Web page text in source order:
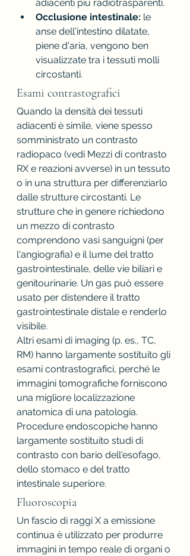
adiacenti più radiotrasparenti.
Occlusione intestinale: le
anse dell'intestino dilatate,
piene d'aria, vengono ben
visualizzate tra i tessuti molli
circostanti.
Esami contrastografici
Quando la densità dei tessuti
adiacenti è simile, viene spesso
somministrato un contrasto
radiopaco (vedi Mezzi di contrasto
RX e reazioni avverse) in un tessuto
o in una struttura per differenziarlo
dalle strutture circostanti. Le
strutture che in genere richiedono
un mezzo di contrasto
comprendono vasi sanguigni (per
l'angiografia) e il lume del tratto
gastrointestinale, delle vie biliari e
genitourinarie. Un gas può essere
usato per distendere il tratto
gastrointestinale distale e renderlo
visibile.
Altri esami di imaging (p. es., TC,
RM) hanno largamente sostituito gli
esami contrastografici, perché le
immagini tomografiche forniscono
una migliore localizzazione
anatomica di una patologia.
Procedure endoscopiche hanno
largamente sostituito studi di
contrasto con bario dell'esofago,
dello stomaco e del tratto
intestinale superiore.
Fluoroscopia
Un fascio di raggi X a emissione
continua è utilizzato per produrre
immagini in tempo reale di organi o